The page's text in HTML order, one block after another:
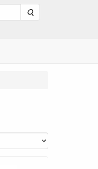
Suche